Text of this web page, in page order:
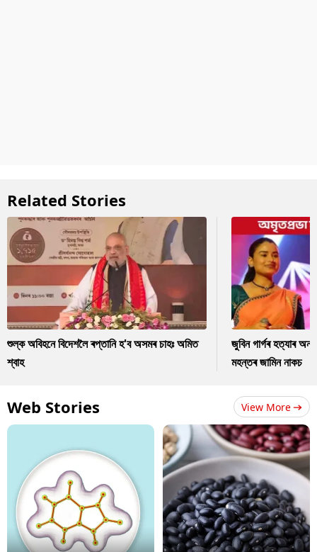
Related Stories
শুল্ক অবিহনে বিদেশলৈ ৰপ্তানি হ'ব অসমৰ চাহঃ অমিত
শ্বাহ
জুবিন গাৰ্গৰ হত্যাৰ
মহন্তৰ জামিন নাকচ
Web Stories View More